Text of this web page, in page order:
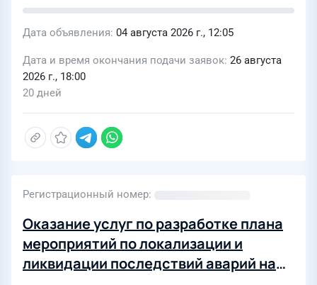
Дата объявления 04 августа 2026 г., 12:05
Дата и время окончания подачи заявок 26 августа
2026 г., 18:00
20 дней
Регистрационный номер
Оказание услуг по разработке плана
мероприятий по локализации и
ликвидации последствий аварий на